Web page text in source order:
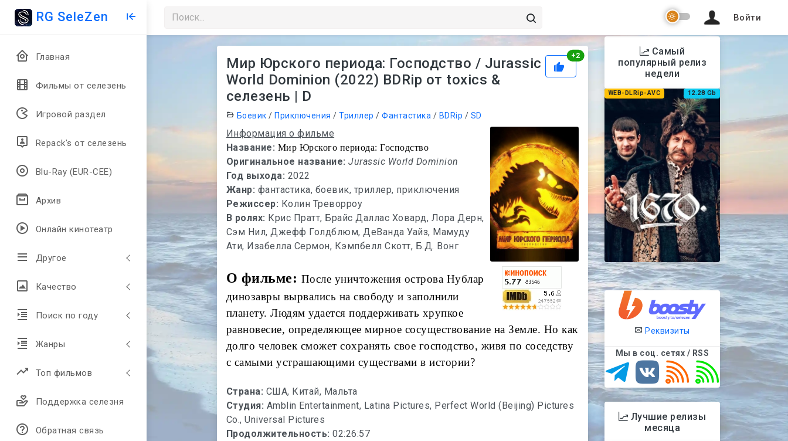
RG SeleZen
Главная
Фильмы от селезень
Игровой раздел
Repack's от селезень
Blu-Ray (EUR-CEE)
Архив
Онлайн кинотеатр
Другое
Качество
Поиск по году
Жанры
Топ фильмов
Поддержка селезня
Обратная связь
Войти
+2Рейтинг
Мир Юрского периода: Господство / Jurassic
World Dominion (2022) BDRip от toxics &
селезень | D
Боевик /Приключения /Триллер /Фантастика / BDRip / SD
Информация о фильме
Название: Мир Юрского периода: Господство
Оригинальное название:Jurassic World Dominion
Год выхода: 2022
Жанр: фантастика, боевик, триллер, приключения
Режиссер: Колин Треворроу
В ролях: Крис Пратт, Брайс Даллас Ховард, Лора Дерн,
Сэм Нил, Джефф Голдблюм, ДеВанда Уайз, Мамуду
Ати, Изабелла Сермон, Кэмпбелл Скотт, Б.Д. Вонг
О фильме: После уничтожения острова Нублар
динозавры вырвались на свободу и заполнили
планету. Людям удается поддерживать хрупкое
равновесие, определяющее мирное сосуществование на Земле. Но как
долго человек сможет сохранять свое господство, живя по соседству
с самыми устрашающими существами в истории?
Страна: США, Китай, Мальта
Студия: Amblin Entertainment, Latina Pictures, Perfect World (Beijing) Pictures
Co., Universal Pictures
Продолжительность:02:26:57
Самый
популярный релиз
недели
WEB-DLRip-AVC 12.28 Gb
Реквизиты
Мы в соц. сетях / RSS
Лучшие релизы
месяца